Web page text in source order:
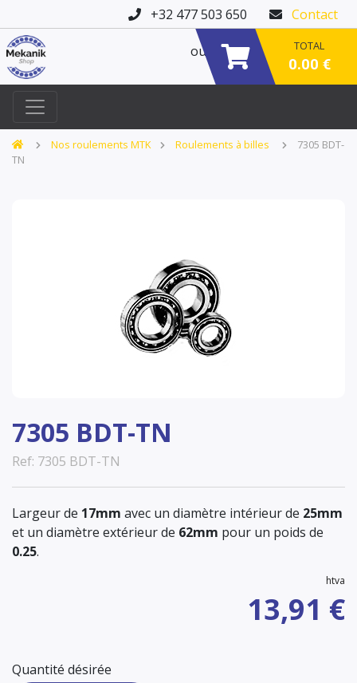
+32 477 503 650 Contact
ou TOTAL
0.00 €
Nos roulements MTK Roulements à billes
7305 BDT-
TN
7305 BDT-TN
Ref: 7305 BDT-TN
Largeur de 17mm avec un diamètre intérieur de 25mm
et un diamètre extérieur de 62mm pour un poids de
0.25.
htva
13,91 €
Quantité désirée